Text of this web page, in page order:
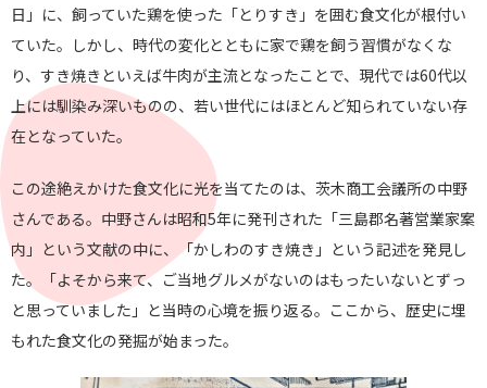
日」に、飼っていた鶏を使った「とりすき」を囲む食文化が根付い
ていた。しかし、時代の変化とともに家で鶏を飼う習慣がなくな
り、すき焼きといえば牛肉が主流となったことで、現代では60代以
上には馴染み深いものの、若い世代にはほとんど知られていない存
在となっていた。
この途絶えかけた食文化に光を当てたのは、茨木商工会議所の中野
さんである。中野さんは昭和5年に発刊された「三島郡名著営業家案
内」という文献の中に、「かしわのすき焼き」という記述を発見し
た。「よそから来て、ご当地グルメがないのはもったいないとずっ
と思っていました」と当時の心境を振り返る。ここから、歴史に埋
もれた食文化の発掘が始まった。